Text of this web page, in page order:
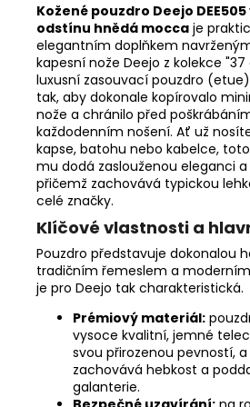
Kožené pouzdro Deejo
odstínu hnědá mocca je
elegantním doplňkem
kapesní nože Deejo z kolekce
luxusní zasouvací pouzdro
tak, aby dokonale kopírovalo
nože a chránilo před
každodenním nošení. Ať už
kapse, batohu nebo kabelce,
mu dodá zaslouženou eleganci
přičemž zachovává typickou
celé značky.
Klíčové vlastnosti a
Pouzdro představuje dokonalou
tradičním řemeslem a
je pro Deejo tak charakteristická.
Prémiový materiál:
vysoce kvalitní, jemné
svou přirozenou pevností,
zachovává hebkost a
galanterie.